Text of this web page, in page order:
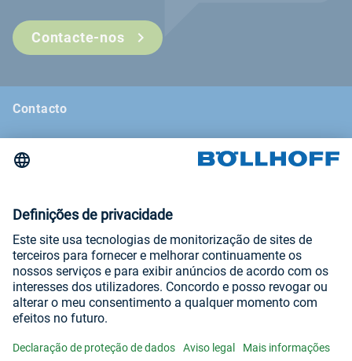
Contacte-nos
Contacto
Feiras e seminários
Aviso legal
Termos e condições gerais
Declaração de proteção de dados